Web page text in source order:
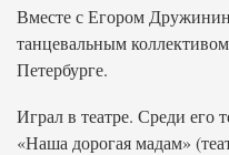
Вместе с Егором
танцевальным
Петербурге.
Играл в театре. Среди его
«Наша дорогая мадам»